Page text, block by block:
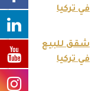
في تركيا
شقق للبيع
في تركيا